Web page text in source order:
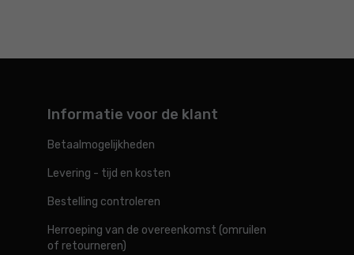
Informatie voor de klant
Betaalmogelijkheden
Levering - tijd en kosten
Bestelling controleren
Herroeping van de overeenkomst (omruilen
of retourneren)